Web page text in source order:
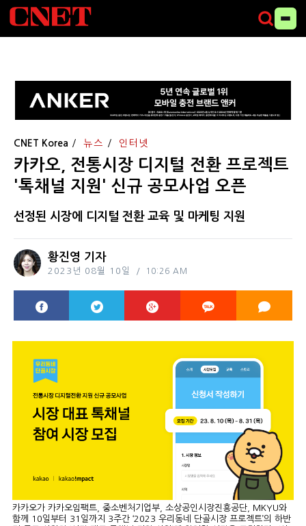
CNET Korea 뉴스 인터넷
카카오, 전통시장 디지털 전환 프로젝트
'톡채널 지원' 신규 공모사업 오픈
선정된 시장에 디지털 전환 교육 및 마케팅 지원
황진영 기자
2023년 08월 10일 10:26 AM
카카오가 카카오임팩트, 중소벤처기업부, 소상공인시장진흥공단, MKYU와
함께 10일부터 31일까지 3주간 ‘2023 우리동네 단골시장 프로젝트’의 하반